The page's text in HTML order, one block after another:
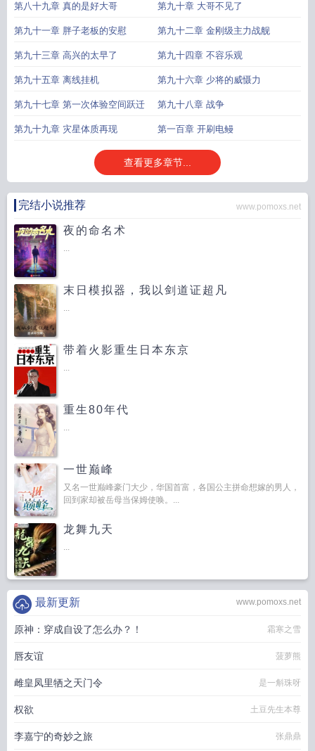
第八十九章 真的是好大哥 第九十章 大哥不见了
第九十一章 胖子老板的安慰 第九十二章 金刚级主力战舰
第九十三章 高兴的太早了 第九十四章 不容乐观
第九十五章 离线挂机 第九十六章 少将的威慑力
第九十七章 第一次体验空间跃迁 第九十八章 战争
第九十九章 灾星体质再现 第一百章 开刷电鳗
查看更多章节...
完结小说推荐 www.pomoxs.net
夜的命名术
...
末日模拟器，我以剑道证超凡
...
带着火影重生日本东京
...
重生80年代
...
一世巅峰
又名一世巅峰豪门大少，华国首富，各国公主拼命想嫁的男人，
回到家却被岳母当保姆使唤。...
龙舞九天
...
www.pomoxs.net
最新更新
原神：穿成自设了怎么办？！ 霜寒之雪
唇友谊 菠萝熊
雌皇凤里牺之天门令 是一斛珠呀
权欲 土豆先生本尊
李嘉宁的奇妙之旅 张鼎鼎